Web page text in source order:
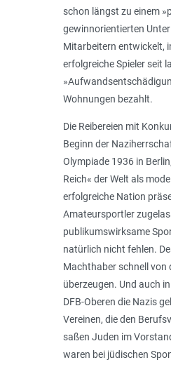
schon längst zu einem
gewinnorientierten
Mitarbeitern entwickelt,
erfolgreiche Spieler seit
Wohnungen bezahlt.
Die Reibereien mit
Beginn der
Olympiade 1936 in
Reich« der Welt als
erfolgreiche Nation
Amateursportler
publikumswirksame
natürlich nicht fehlen.
Machthaber schnell von
überzeugen. Und auch
DFB-Oberen die Nazis
Vereinen, die den
saßen Juden im
waren bei jüdischen